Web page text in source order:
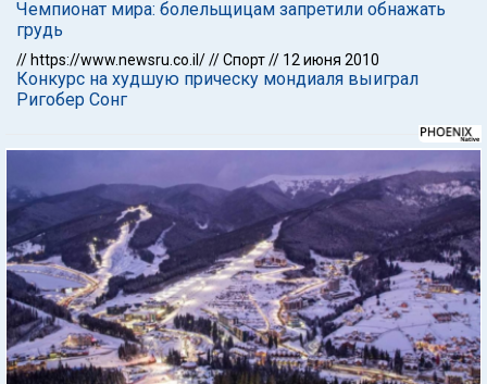
Чемпионат мира: болельщицам запретили обнажать
грудь
// https://www.newsru.co.il///Спорт// 12 июня 2010
Конкурс на худшую прическу мондиаля выиграл
Ригобер Сонг